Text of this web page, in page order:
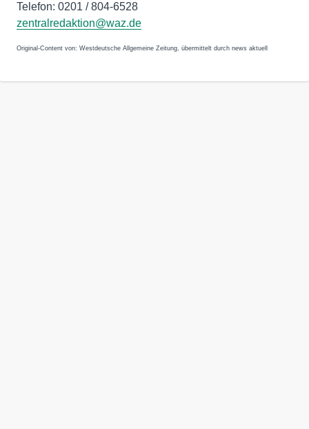
Telefon: 0201 / 804-6528
zentralredaktion@waz.de
Original-Content von: Westdeutsche Allgemeine Zeitung, übermittelt durch news aktuell